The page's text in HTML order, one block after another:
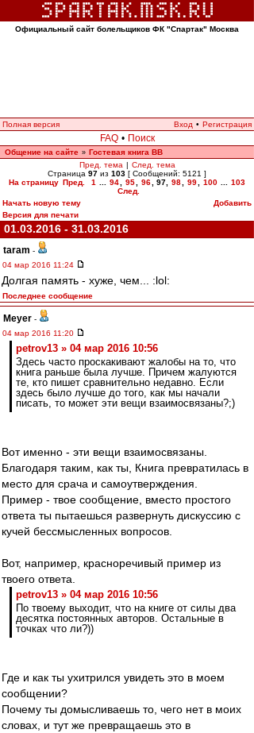
Официальный сайт болельщиков ФК "Спартак" Москва
Полная версия Вход • Регистрация
FAQ • Поиск
Общение на сайте » Гостевая книга ВВ
Пред. тема | След. тема
Страница 97 из 103 [ Сообщений: 5121 ]
На страницу Пред. 1 94 95 96 97 98 99 100
103
След.
Начать новую тему
Добавить
Версия для печати
01.03.2016 - 31.03.2016
taram -
04 мар 2016 11:24
Долгая память - хуже, чем... :lol:
Последнее сообщение
Meyer -
04 мар 2016 11:20
petrov13 » 04 мар 2016 10:56
Здесь часто проскакивают жалобы на то, что
книга раньше была лучше. Причем жалуются
те, кто пишет сравнительно недавно. Если
здесь было лучше до того, как мы начали
писать, то может эти вещи взаимосвязаны?;)
Вот именно - эти вещи взаимосвязаны.
Благодаря таким, как ты, Книга превратилась в
место для срача и самоутверждения.
Пример - твое сообщение, вместо простого
ответа ты пытаешься развернуть дискуссию с
кучей бессмысленных вопросов.
Вот, например, красноречивый пример из
твоего ответа.
petrov13 » 04 мар 2016 10:56
По твоему выходит, что на книге от силы два
десятка постоянных авторов. Остальные в
точках что ли?))
Где и как ты ухитрился увидеть это в моем
сообщении?
Почему ты домысливаешь то, чего нет в моих
словах, и тут же превращаешь это в